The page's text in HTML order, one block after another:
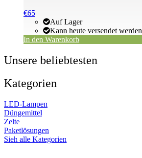
€65
Auf Lager
Kann heute versendet werden
In den Warenkorb
Unsere beliebtesten
Kategorien
LED-Lampen
Düngemittel
Zelte
Paketlösungen
Sieh alle Kategorien